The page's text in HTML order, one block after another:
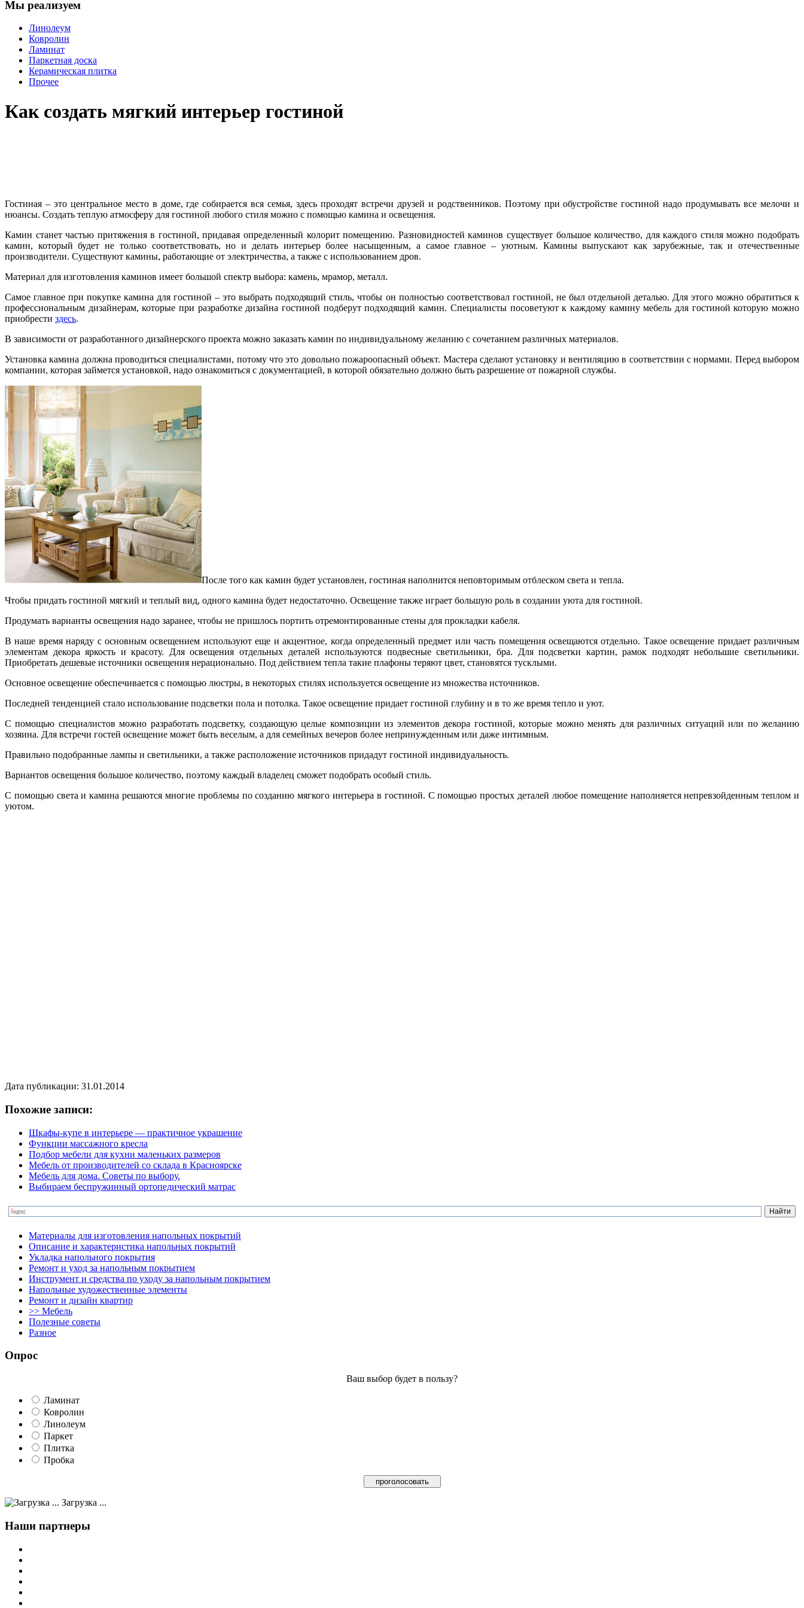
Мы реализуем
Линолеум
Ковролин
Ламинат
Паркетная доска
Керамическая плитка
Прочее
Как создать мягкий интерьер гостиной
Гостиная – это центральное место в доме, где собирается вся семья, здесь проходят встречи друзей и родственников. Поэтому при обустройстве гостиной надо продумывать все мелочи и
нюансы. Создать теплую атмосферу для гостиной любого стиля можно с помощью камина и освещения.
Камин станет частью притяжения в гостиной, придавая определенный колорит помещению. Разновидностей каминов существует большое количество, для каждого стиля можно подобрать
камин, который будет не только соответствовать, но и делать интерьер более насыщенным, а самое главное – уютным. Камины выпускают как зарубежные, так и отечественные
производители. Существуют камины, работающие от электричества, а также с использованием дров.
Материал для изготовления каминов имеет большой спектр выбора: камень, мрамор, металл.
Самое главное при покупке камина для гостиной – это выбрать подходящий стиль, чтобы он полностью соответствовал гостиной, не был отдельной деталью. Для этого можно обратиться к
профессиональным дизайнерам, которые при разработке дизайна гостиной подберут подходящий камин. Специалисты посоветуют к каждому камину мебель для гостиной которую можно
приобрести здесь.
В зависимости от разработанного дизайнерского проекта можно заказать камин по индивидуальному желанию с сочетанием различных материалов.
Установка камина должна проводиться специалистами, потому что это довольно пожароопасный объект. Мастера сделают установку и вентиляцию в соответствии с нормами. Перед выбором
компании, которая займется установкой, надо ознакомиться с документацией, в которой обязательно должно быть разрешение от пожарной службы.
После того как камин будет установлен, гостиная наполнится неповторимым отблеском света и тепла.
Чтобы придать гостиной мягкий и теплый вид, одного камина будет недостаточно. Освещение также играет большую роль в создании уюта для гостиной.
Продумать варианты освещения надо заранее, чтобы не пришлось портить отремонтированные стены для прокладки кабеля.
В наше время наряду с основным освещением используют еще и акцентное, когда определенный предмет или часть помещения освещаются отдельно. Такое освещение придает различным
элементам декора яркость и красоту. Для освещения отдельных деталей используются подвесные светильники, бра. Для подсветки картин, рамок подходят небольшие светильники.
Приобретать дешевые источники освещения нерационально. Под действием тепла такие плафоны теряют цвет, становятся тусклыми.
Основное освещение обеспечивается с помощью люстры, в некоторых стилях используется освещение из множества источников.
Последней тенденцией стало использование подсветки пола и потолка. Такое освещение придает гостиной глубину и в то же время тепло и уют.
С помощью специалистов можно разработать подсветку, создающую целые композиции из элементов декора гостиной, которые можно менять для различных ситуаций или по желанию
хозяина. Для встречи гостей освещение может быть веселым, а для семейных вечеров более непринужденным или даже интимным.
Правильно подобранные лампы и светильники, а также расположение источников придадут гостиной индивидуальность.
Вариантов освещения большое количество, поэтому каждый владелец сможет подобрать особый стиль.
С помощью света и камина решаются многие проблемы по созданию мягкого интерьера в гостиной. С помощью простых деталей любое помещение наполняется непревзойденным теплом и
уютом.
Дата публикации: 31.01.2014
Похожие записи:
Шкафы-купе в интерьере — практичное украшение
Функции массажного кресла
Подбор мебели для кухни маленьких размеров
Мебель от производителей со склада в Красноярске
Мебель для дома. Советы по выбору.
Выбираем беспружинный ортопедический матрас
Материалы для изготовления напольных покрытий
Описание и характеристика напольных покрытий
Укладка напольного покрытия
Ремонт и уход за напольным покрытием
Инструмент и средства по уходу за напольным покрытием
Напольные художественные элементы
Ремонт и дизайн квартир
>> Мебель
Полезные советы
Разное
Опрос
Ваш выбор будет в пользу?
Ламинат
Ковролин
Линолеум
Паркет
Плитка
Пробка
Загрузка ...
Наши партнеры